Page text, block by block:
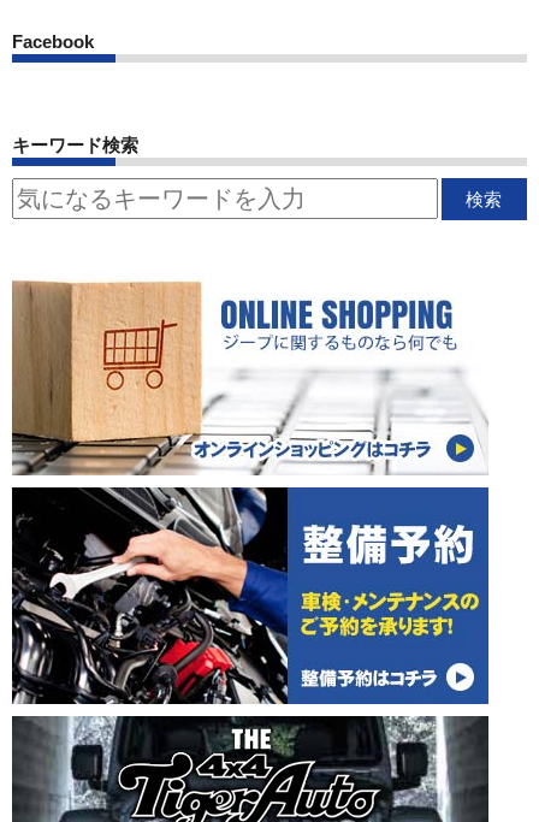
Facebook
キーワード検索